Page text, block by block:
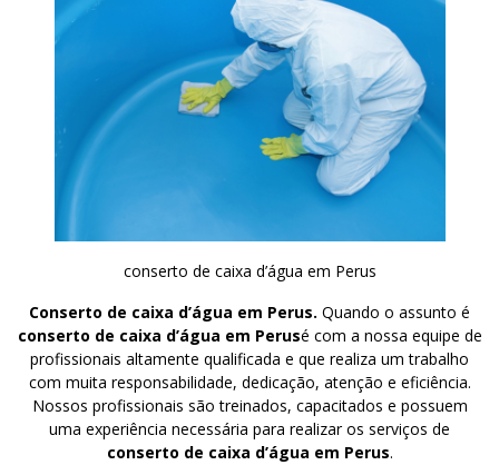
conserto de caixa d’água em Perus
Conserto de caixa d’água em Perus. Quando o assunto é
conserto de caixa d’água em Perusé com a nossa equipe de
profissionais altamente qualificada e que realiza um trabalho
com muita responsabilidade, dedicação, atenção e eficiência.
Nossos profissionais são treinados, capacitados e possuem
uma experiência necessária para realizar os serviços de
conserto de caixa d’água em Perus.